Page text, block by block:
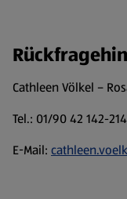
Cathleen Völkel –
Tel.: 01/90 42 142-214
E-Mail: